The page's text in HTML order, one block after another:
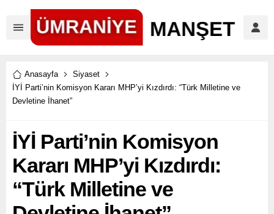
Anasayfa
Siyaset
İYİ Parti’nin Komisyon Kararı MHP’yi Kızdırdı: “Türk Milletine ve
Devletine İhanet”
İYİ Parti’nin Komisyon
Kararı MHP’yi Kızdırdı:
“Türk Milletine ve